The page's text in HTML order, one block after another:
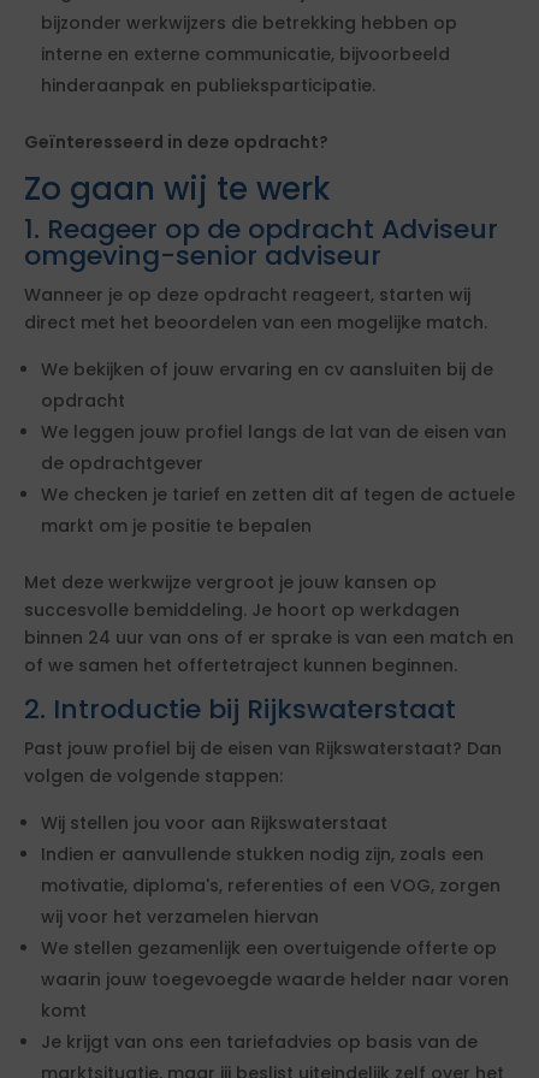
bijzonder werkwijzers die betrekking hebben op
interne en externe communicatie, bijvoorbeeld
hinderaanpak en publieksparticipatie.
Geïnteresseerd in deze opdracht?
Zo gaan wij te werk
1. Reageer op de opdracht Adviseur
omgeving-senior adviseur
Wanneer je op deze opdracht reageert, starten wij
direct met het beoordelen van een mogelijke match.
We bekijken of jouw ervaring en cv aansluiten bij de
opdracht
We leggen jouw profiel langs de lat van de eisen van
de opdrachtgever
We checken je tarief en zetten dit af tegen de actuele
markt om je positie te bepalen
Met deze werkwijze vergroot je jouw kansen op
succesvolle bemiddeling. Je hoort op werkdagen
binnen 24 uur van ons of er sprake is van een match en
of we samen het offertetraject kunnen beginnen.
2. Introductie bij Rijkswaterstaat
Past jouw profiel bij de eisen van Rijkswaterstaat? Dan
volgen de volgende stappen:
Wij stellen jou voor aan Rijkswaterstaat
Indien er aanvullende stukken nodig zijn, zoals een
motivatie, diploma's, referenties of een VOG, zorgen
wij voor het verzamelen hiervan
We stellen gezamenlijk een overtuigende offerte op
waarin jouw toegevoegde waarde helder naar voren
komt
Je krijgt van ons een tariefadvies op basis van de
marktsituatie, maar jij beslist uiteindelijk zelf over het